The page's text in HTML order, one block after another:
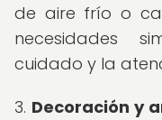
de aire frío o
necesidades
cuidado y la
3. Decoración y